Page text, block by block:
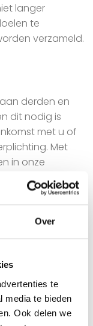
Over
te
media te bieden
Ook delen we
langer
te
verzameld.
derden en
dit nodig is
met u of
Met
in onze
om
beveiliging en
en tracking
dat bij
wordt
tablet